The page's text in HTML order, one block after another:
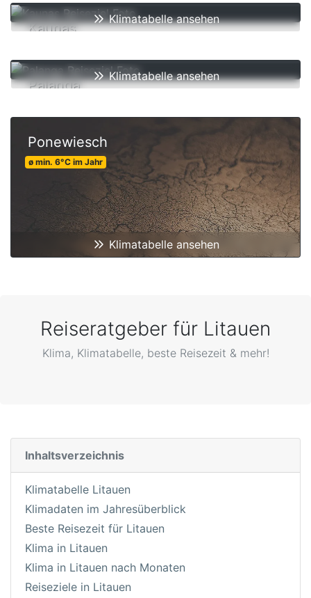
Kaunas
Klimatabelle ansehen
Palanga
Klimatabelle ansehen
Ponewiesch
ø min. 6°C im Jahr
Klimatabelle ansehen
Reiseratgeber für Litauen
Klima, Klimatabelle, beste Reisezeit & mehr!
Inhaltsverzeichnis
Klimatabelle Litauen
Klimadaten im Jahresüberblick
Beste Reisezeit für Litauen
Klima in Litauen
Klima in Litauen nach Monaten
Reiseziele in Litauen